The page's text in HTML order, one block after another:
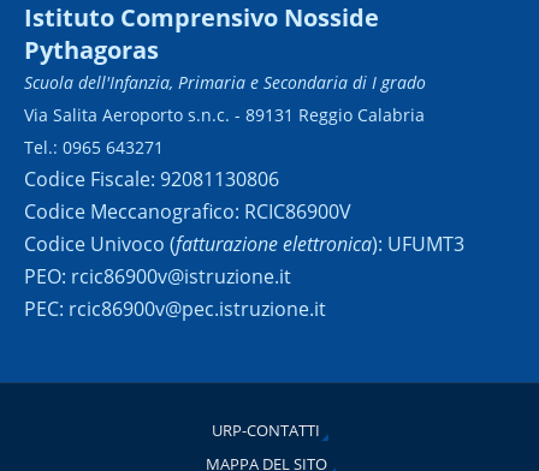
Istituto Comprensivo Nosside
Pythagoras
Scuola dell'Infanzia, Primaria e Secondaria di I grado
Via Salita Aeroporto s.n.c. - 89131 Reggio Calabria
Tel.: 0965 643271
Codice Fiscale: 92081130806
Codice Meccanografico: RCIC86900V
Codice Univoco (fatturazione elettronica): UFUMT3
PEO: rcic86900v@istruzione.it
PEC: rcic86900v@pec.istruzione.it
URP-CONTATTI
MAPPA DEL SITO